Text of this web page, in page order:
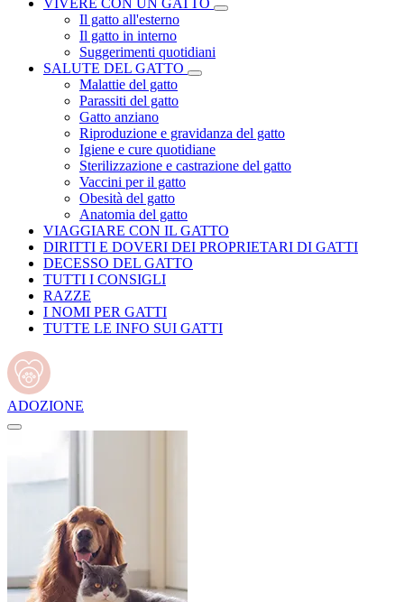
VIVERE CON UN GATTO
Il gatto all'esterno
Il gatto in interno
Suggerimenti quotidiani
SALUTE DEL GATTO
Malattie del gatto
Parassiti del gatto
Gatto anziano
Riproduzione e gravidanza del gatto
Igiene e cure quotidiane
Sterilizzazione e castrazione del gatto
Vaccini per il gatto
Obesità del gatto
Anatomia del gatto
VIAGGIARE CON IL GATTO
DIRITTI E DOVERI DEI PROPRIETARI DI GATTI
DECESSO DEL GATTO
TUTTI I CONSIGLI
RAZZE
I NOMI PER GATTI
TUTTE LE INFO SUI GATTI
ADOZIONE